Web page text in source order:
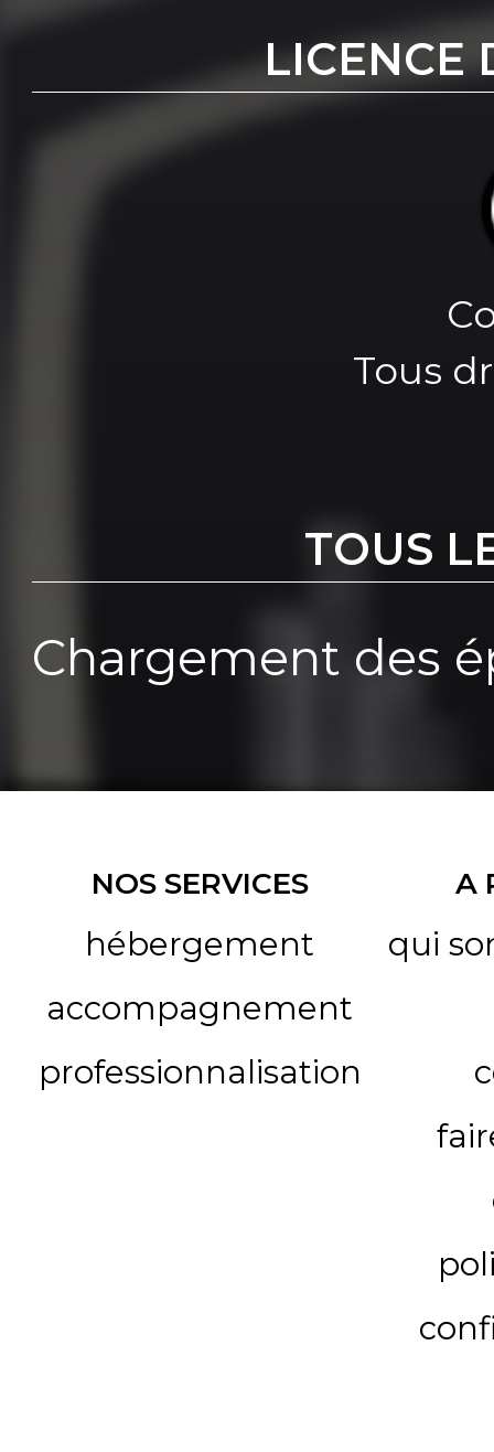
LICENCE
Tous
TOUS
Chargement des
NOS SERVICES
hébergement
accompagnement
professionnalisation
A
qui